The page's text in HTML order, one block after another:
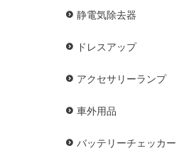
静電気除去器
ドレスアップ
アクセサリーランプ
車外用品
バッテリーチェッカー